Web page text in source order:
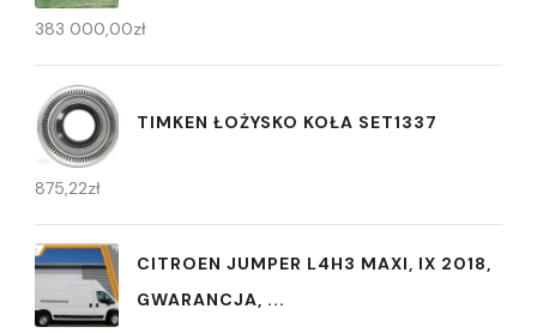
383 000,00zł
TIMKEN ŁOŻYSKO KOŁA SET1337
875,22zł
CITROEN JUMPER L4H3 MAXI, IX 2018,
GWARANCJA, ...